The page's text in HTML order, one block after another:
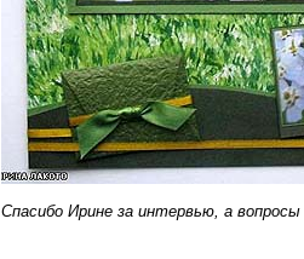
Спасибо Ирине за интервью, а